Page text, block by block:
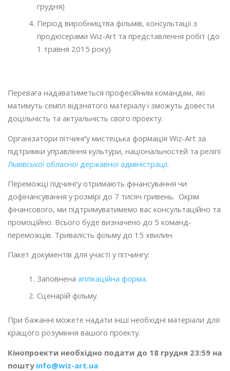
грудня)
Період виробництва фільмів, консультації з
продюсерами Wiz-Art та представлення робіт (до
1 травня 2015 року)
Перевага надаватиметься професійним командам, які
матимуть семпл відзнятого матеріалу і зможуть довести
доцільність та актуальність свого проекту.
Організатори пітчинґу мистецька формація Wiz-Art за
підтримки управління культури, національностей та релігії
Львівської обласної державної адміністрації.
Переможці підчингу отримають фінансування чи
дофінансування у розмірі до 7 тисяч гривень. Окрім
фінансового, ми підтримуватимемо вас консультаційно та
промоційно. Всього буде визначено до 5 команд-
переможців. Тривалість фільму до 15 хвилин.
Пакет документів для участі у пітчингу:
Заповненааплікаційна форма.
Сценарій фільму.
При бажанні можете надати інші необхідні матеріали для
кращого розуміння вашого проекту.
Кінопроекти необхідно подати до 18 грудня 23:59 на
пошту info@wiz-art.ua